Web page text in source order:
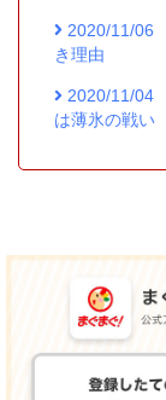
2020/11/06
き理由
2020/11/04
は薄氷の戦い